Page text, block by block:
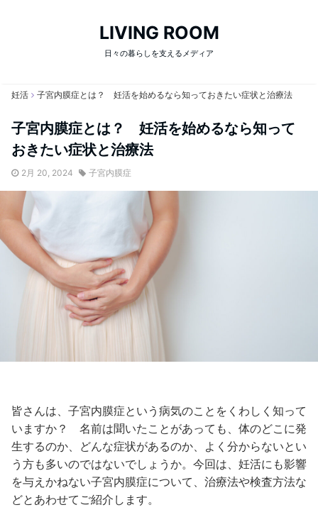
LIVING ROOM
日々の暮らしを支えるメディア
妊活 子宮内膜症とは？ 妊活を始めるなら知っておきたい症状と治療法
子宮内膜症とは？ 妊活を始めるなら知って
おきたい症状と治療法
2月 20, 2024 子宮内膜症
皆さんは、子宮内膜症という病気のことをくわしく知って
いますか？ 名前は聞いたことがあっても、体のどこに発
生するのか、どんな症状があるのか、よく分からないとい
う方も多いのではないでしょうか。今回は、妊活にも影響
を与えかねない子宮内膜症について、治療法や検査方法な
どとあわせてご紹介します。